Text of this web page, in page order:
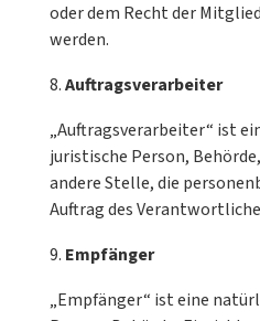
oder dem Recht der
werden.
Auftragsverarbeiter
„Auftragsverarbeiter“ ist
juristische Person,
andere Stelle, die
Auftrag des
Empfänger
„Empfänger“ ist eine